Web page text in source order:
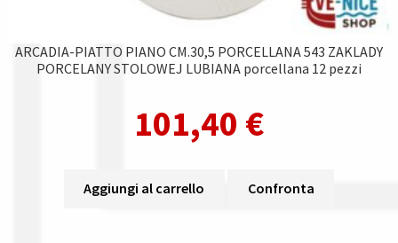
ARCADIA-PIATTO PIANO CM.30,5 PORCELLANA 543 ZAKLADY
PORCELANY STOLOWEJ LUBIANA porcellana 12 pezzi
101,40 €
Aggiungi al carrello Confronta